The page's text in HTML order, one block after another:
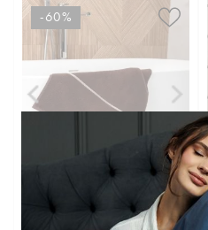
-60%
Полотенце махровое Основа